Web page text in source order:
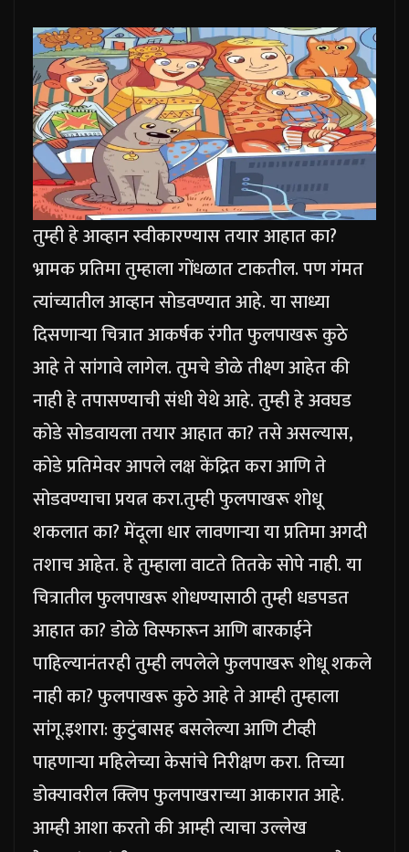
तुम्ही हे आव्हान स्वीकारण्यास तयार आहात का?
भ्रामक प्रतिमा तुम्हाला गोंधळात टाकतील. पण गंमत
त्यांच्यातील आव्हान सोडवण्यात आहे.या साध्या
दिसणाऱ्या चित्रात आकर्षक रंगीत फुलपाखरू कुठे
आहे ते सांगावे लागेल. तुमचे डोळे तीक्ष्ण आहेत की
नाही हे तपासण्याची संधी येथे आहे. तुम्ही हे अवघड
कोडे सोडवायला तयार आहात का? तसे असल्यास,
कोडे प्रतिमेवर आपले लक्ष केंद्रित करा आणि ते
सोडवण्याचा प्रयत्न करा.तुम्ही फुलपाखरू शोधू
शकलात का?मेंदूला धार लावणाऱ्या या प्रतिमा अगदी
तशाच आहेत. हे तुम्हाला वाटते तितके सोपे नाही. या
चित्रातील फुलपाखरू शोधण्यासाठी तुम्ही धडपडत
आहात का? डोळे विस्फारून आणि बारकाईने
पाहिल्यानंतरही तुम्ही लपलेले फुलपाखरू शोधू शकले
नाही का? फुलपाखरू कुठे आहे ते आम्ही तुम्हाला
सांगू.इशारा:कुटुंबासह बसलेल्या आणि टीव्ही
पाहणाऱ्या महिलेच्या केसांचे निरीक्षण करा. तिच्या
डोक्यावरील क्लिप फुलपाखराच्या आकारात आहे.
आम्ही आशा करतो की आम्ही त्याचा उल्लेख